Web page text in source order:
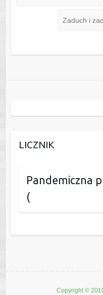
Zaduch i
LICZNIK
Pandemiczna
(
Copyright ©